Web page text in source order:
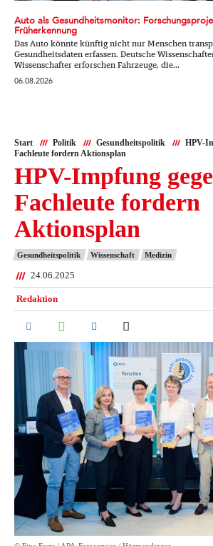
Auto als Gesundheitsmonitor:
Früherkennung
Das Auto könnte künftig nicht nur Menschen
Gesundheitsdaten erfassen. Deutsche
Wissenschafter erforschen Fahrzeuge, die...
06.08.2026